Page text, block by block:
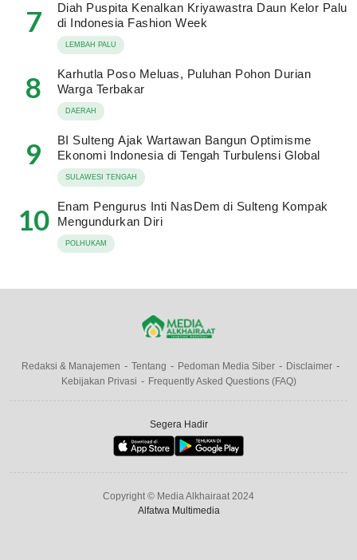
7
Diah Puspita Kenalkan Kriyawastra Daun Kelor Palu
di Indonesia Fashion Week
LEMBAH PALU
8
Karhutla Poso Meluas, Puluhan Pohon Durian
Warga Terbakar
DAERAH
9
BI Sulteng Ajak Wartawan Bangun Optimisme
Ekonomi Indonesia di Tengah Turbulensi Global
SULAWESI TENGAH
10
Enam Pengurus Inti NasDem di Sulteng Kompak
Mengundurkan Diri
POLHUKAM
Redaksi & Manajemen Tentang Pedoman Media Siber
Disclaimer
Kebijakan Privasi
Frequently Asked Questions (FAQ)
Segera Hadir
Copyright © Media Alkhairaat 2024
Alfatwa Multimedia